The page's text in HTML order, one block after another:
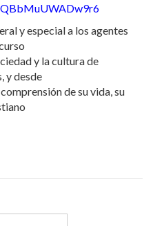
y especial a los agentes
y la cultura de
y desde
de su vida, su